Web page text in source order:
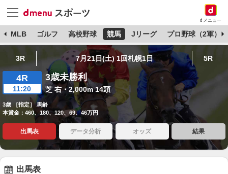
dメニュー
MLB ゴルフ 高校野球 競馬 Jリーグ プロ野球（2軍）
3R 7月21日(土) 1回札幌1日 5R
4R
11:20
3歳未勝利
芝 右・2,000m 14頭
3歳 ［指定］ 馬齢
本賞金：460、180、120、69、46万円
出馬表 データ分析 オッズ 結果
出馬表